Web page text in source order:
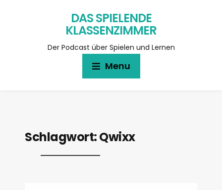
DAS SPIELENDE
KLASSENZIMMER
Der Podcast über Spielen und Lernen
Menu
Schlagwort:Qwixx